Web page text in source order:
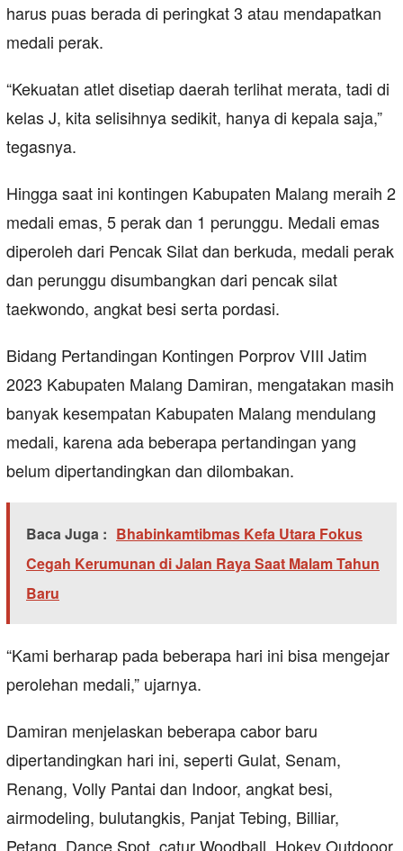
harus puas berada di peringkat 3 atau mendapatkan
medali perak.
“Kekuatan atlet disetiap daerah terlihat merata, tadi di
kelas J, kita selisihnya sedikit, hanya di kepala saja,”
tegasnya.
Hingga saat ini kontingen Kabupaten Malang meraih 2
medali emas, 5 perak dan 1 perunggu. Medali emas
diperoleh dari Pencak Silat dan berkuda, medali perak
dan perunggu disumbangkan dari pencak silat
taekwondo, angkat besi serta pordasi.
Bidang Pertandingan Kontingen Porprov VIII Jatim
2023 Kabupaten Malang Damiran, mengatakan masih
banyak kesempatan Kabupaten Malang mendulang
medali, karena ada beberapa pertandingan yang
belum dipertandingkan dan dilombakan.
Baca Juga : Bhabinkamtibmas Kefa Utara Fokus
Cegah Kerumunan di Jalan Raya Saat Malam Tahun
Baru
“Kami berharap pada beberapa hari ini bisa mengejar
perolehan medali,” ujarnya.
Damiran menjelaskan beberapa cabor baru
dipertandingkan hari ini, seperti Gulat, Senam,
Renang, Volly Pantai dan Indoor, angkat besi,
airmodeling, bulutangkis, Panjat Tebing, Billiar,
Petang, Dance Spot, catur Woodball, Hokey Outdooor,